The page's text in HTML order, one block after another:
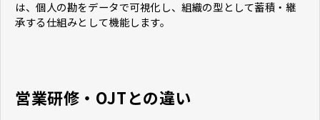
は、個人の勘をデータで可視化し、組織の型として蓄積・継
承する仕組みとして機能します。
営業研修・OJTとの違い